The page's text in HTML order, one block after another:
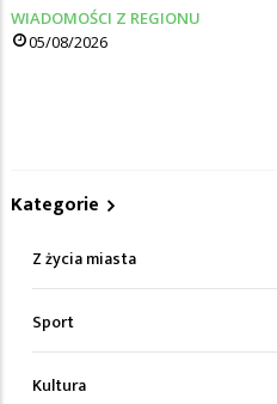
WIADOMOŚCI Z REGIONU
05/08/2026
Kategorie
Z życia miasta
Sport
Kultura